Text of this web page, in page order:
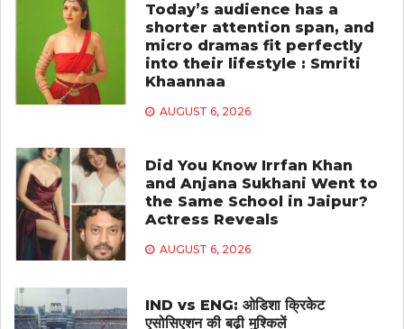
Today’s audience has a
shorter attention span, and
micro dramas fit perfectly
into their lifestyle : Smriti
Khaannaa
AUGUST 6, 2026
Did You Know Irrfan Khan
and Anjana Sukhani Went to
the Same School in Jaipur?
Actress Reveals
AUGUST 6, 2026
IND vs ENG: ओडिशा क्रिकेट
एसोसिएशन की बढ़ी मुश्किलें